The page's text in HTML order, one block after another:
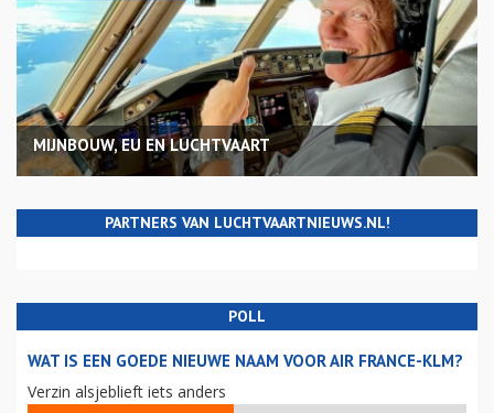
MIJNBOUW, EU EN LUCHTVAART
PARTNERS VAN LUCHTVAARTNIEUWS.NL!
POLL
WAT IS EEN GOEDE NIEUWE NAAM VOOR AIR FRANCE-KLM?
Verzin alsjeblieft iets anders